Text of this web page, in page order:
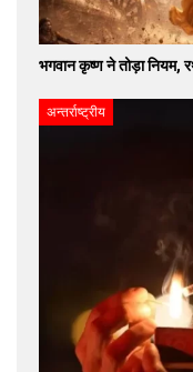
भगवान कृष्ण ने तोड़ा नियम,
अन्तर्राष्ट्रीय